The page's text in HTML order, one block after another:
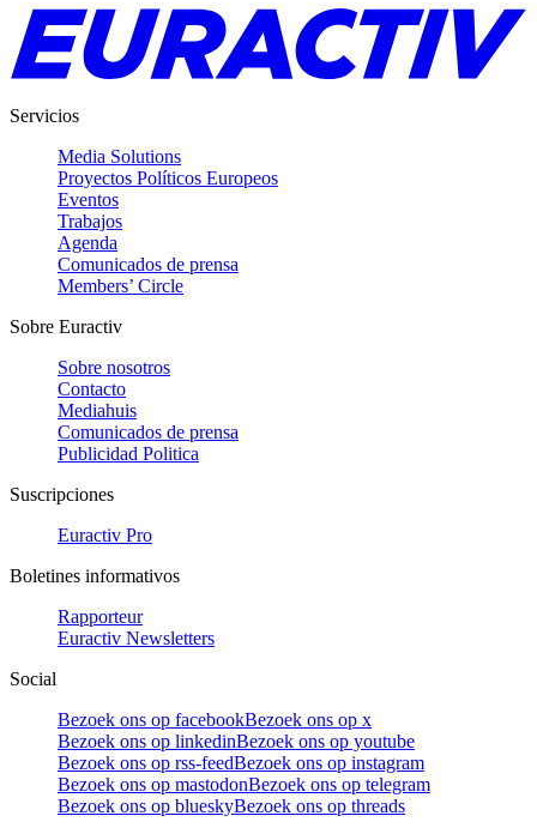
Servicios
Media Solutions
Proyectos Políticos Europeos
Eventos
Trabajos
Agenda
Comunicados de prensa
Members’ Circle
Sobre Euractiv
Sobre nosotros
Contacto
Mediahuis
Comunicados de prensa
Publicidad Politica
Suscripciones
Euractiv Pro
Boletines informativos
Rapporteur
Euractiv Newsletters
Social
Bezoek ons op facebookBezoek ons op x
Bezoek ons op linkedinBezoek ons op youtube
Bezoek ons op rss-feedBezoek ons op instagram
Bezoek ons op mastodonBezoek ons op telegram
Bezoek ons op blueskyBezoek ons op threads